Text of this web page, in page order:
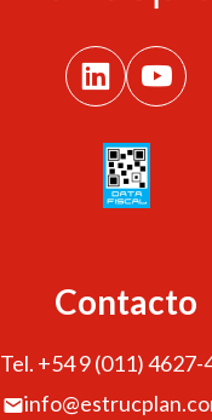
Contacto
Tel. +54 9 (011) 4627-